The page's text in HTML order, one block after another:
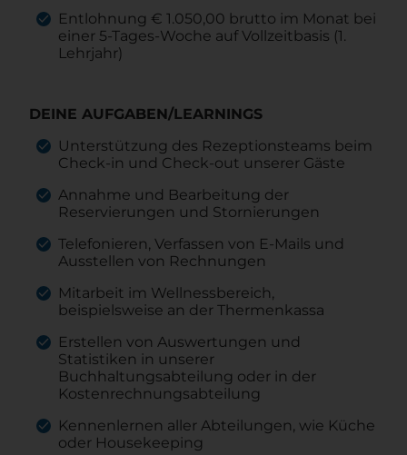
Entlohnung € 1.050,00 brutto im Monat bei
einer 5-Tages-Woche auf Vollzeitbasis (1.
Lehrjahr)
DEINE AUFGABEN/LEARNINGS
Unterstützung des Rezeptionsteams beim
Check-in und Check-out unserer Gäste
Annahme und Bearbeitung der
Reservierungen und Stornierungen
Telefonieren, Verfassen von E-Mails und
Ausstellen von Rechnungen
Mitarbeit im Wellnessbereich,
beispielsweise an der Thermenkassa
Erstellen von Auswertungen und
Statistiken in unserer
Buchhaltungsabteilung oder in der
Kostenrechnungsabteilung
Kennenlernen aller Abteilungen, wie Küche
oder Housekeeping